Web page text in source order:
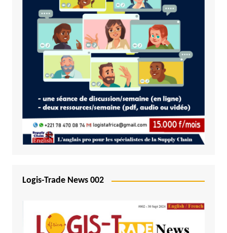
Logis-Trade News 002